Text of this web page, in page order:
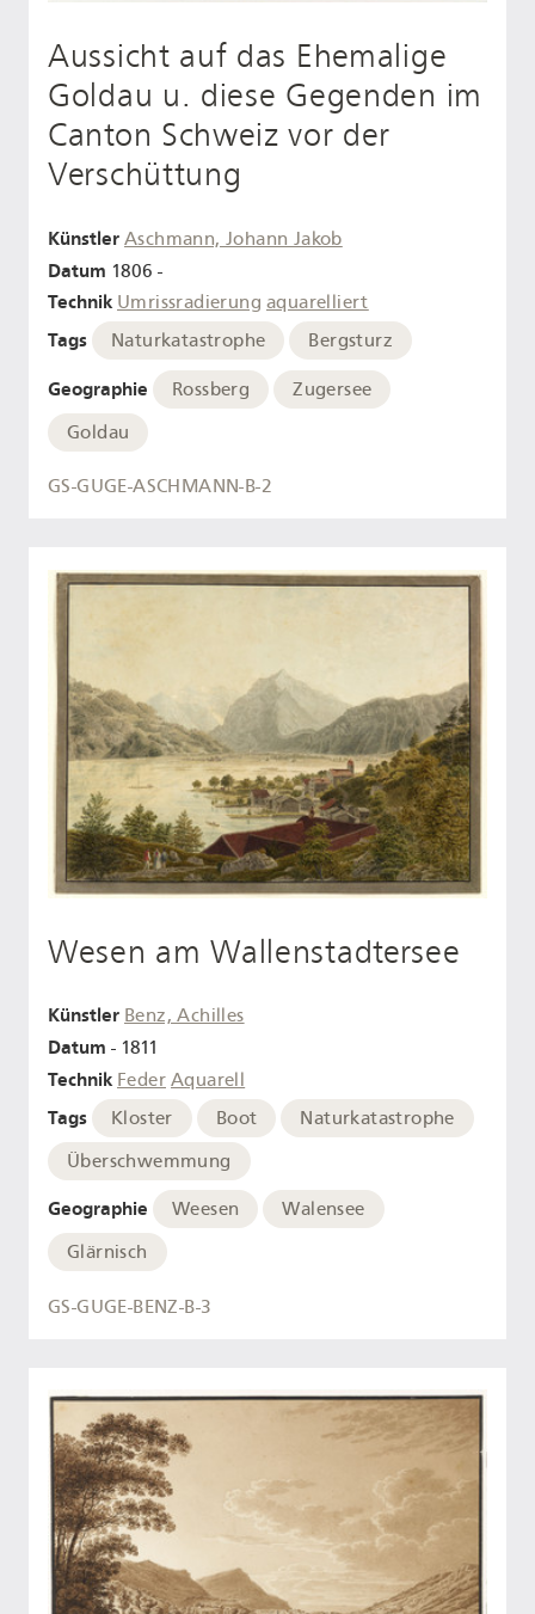
Aussicht auf das Ehemalige
Goldau u. diese Gegenden im
Canton Schweiz vor der
Verschüttung
Künstler Aschmann, Johann Jakob
Datum 1806 -
Technik Umrissradierung aquarelliert
Tags Naturkatastrophe Bergsturz
Geographie Rossberg
Zugersee
Goldau
GS-GUGE-ASCHMANN-B-2
Wesen am Wallenstadtersee
Künstler Benz, Achilles
Datum - 1811
Technik Feder Aquarell
Tags Kloster Boot
Naturkatastrophe
Überschwemmung
Geographie Weesen
Walensee
Glärnisch
GS-GUGE-BENZ-B-3